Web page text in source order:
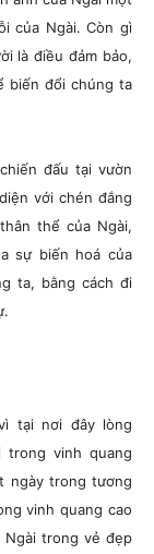
của Ngài. Còn gì
là điều đảm bảo,
biến đổi chúng ta
đấu tại vườn
với chén đắng
thể của Ngài,
sự biến hoá của
ta, bằng cách đi
tại nơi đây lòng
trong vinh quang
ngày trong tương
vinh quang cao
Ngài trong vẻ đẹp